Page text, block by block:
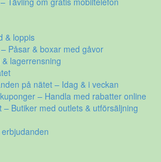
& loppis
Påsar & boxar med gåvor
lagerrensning
på nätet – Idag & i veckan
– Handla med rabatter online
– Butiker med outlets & utförsäljning